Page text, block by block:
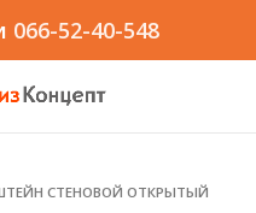
066-52-40-548
СТЕНОВОЙ ОТКРЫТЫЙ